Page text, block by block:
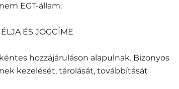
EGT-állam.
ÉS JOGCÍME
hozzájáruláson alapulnak. Bizonyos
kezelését, tárolását, továbbítását